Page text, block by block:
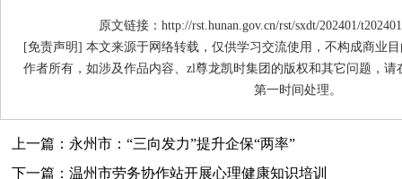
原文链接：http://rst.hunan.gov.cn/rst/sxdt/202401/
[免责声明] 本文来源于网络转载，仅供学习交流使用，不构成商业
作者所有，如涉及作品内容、zl尊龙凯时集团的版权和其它问题，请
第一时间处理。
上一篇：永州市：“三向发力”提升企保“两率”
下一篇：温州市劳务协作站开展心理健康知识培训